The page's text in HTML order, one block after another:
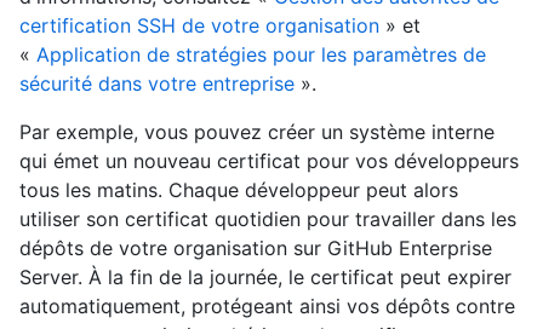
certification SSH de votre organisation » et
« Application de stratégies pour les paramètres de
sécurité dans votre entreprise ».
Par exemple, vous pouvez créer un système interne
qui émet un nouveau certificat pour vos développeurs
tous les matins. Chaque développeur peut alors
utiliser son certificat quotidien pour travailler dans les
dépôts de votre organisation sur GitHub Enterprise
Server. À la fin de la journée, le certificat peut expirer
automatiquement, protégeant ainsi vos dépôts contre